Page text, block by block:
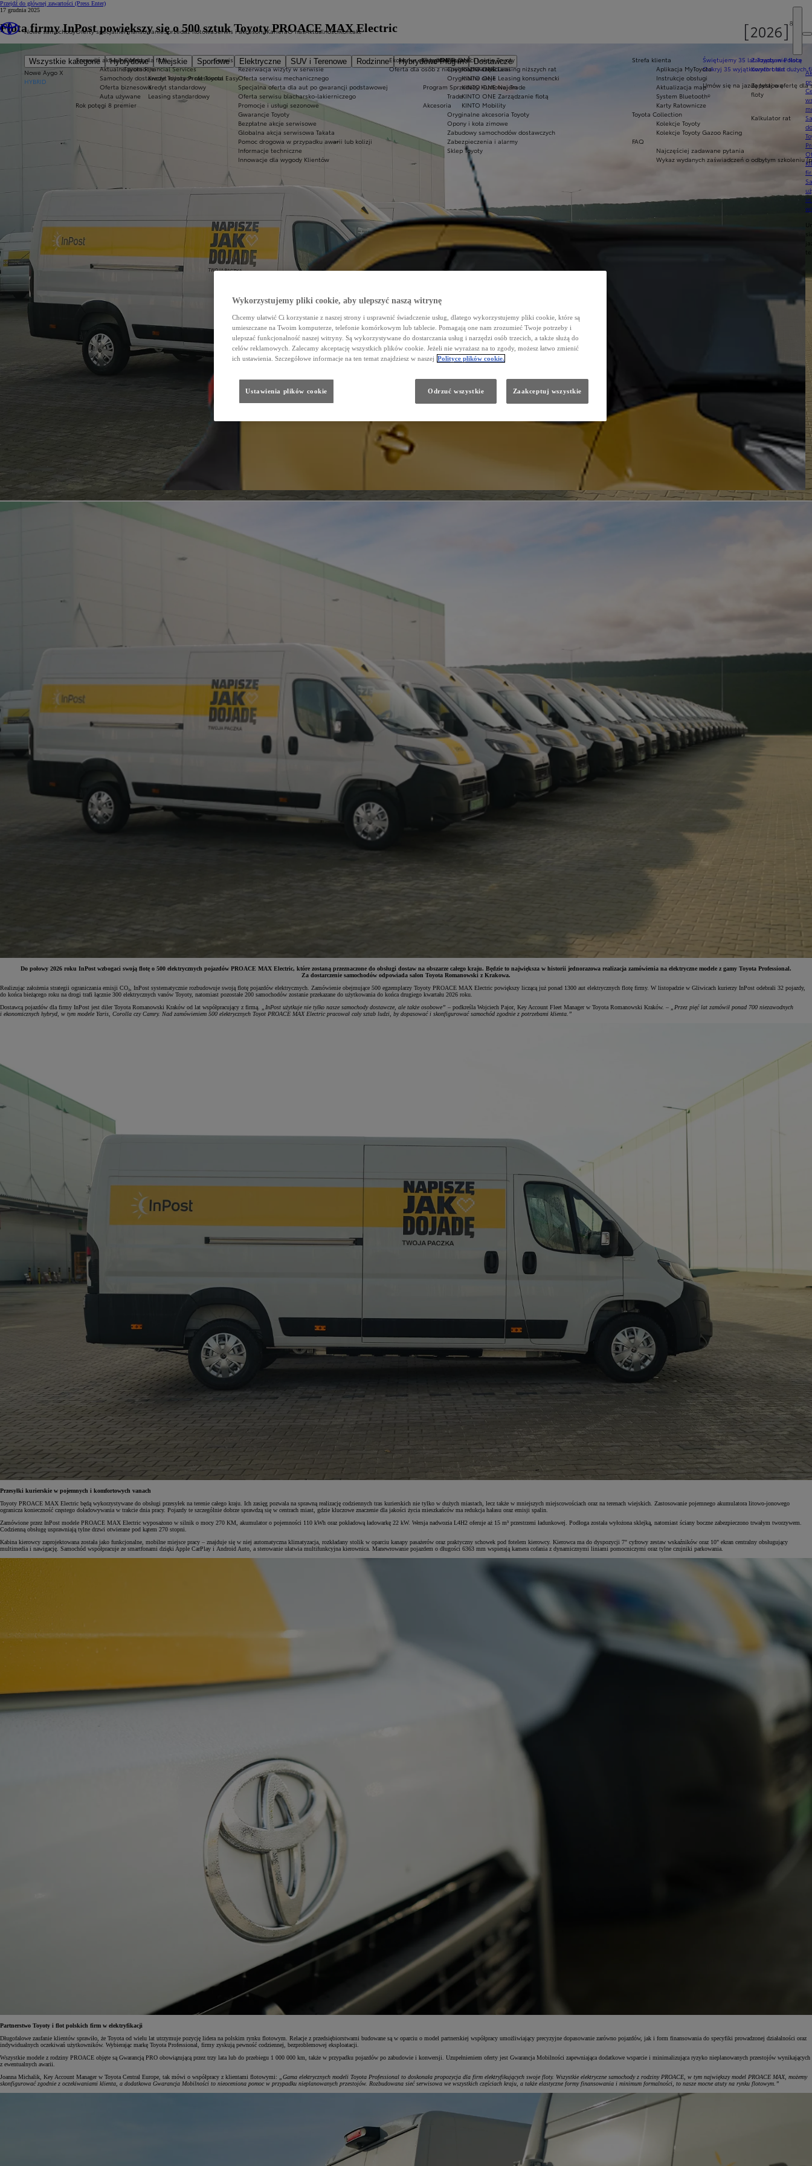
Przejdź do głównej zawartości (Press Enter)
Nowe samochody
Wszystkie kategorie Hybrydowe Miejskie Sportowe Elektryczne SUV i Terenowe Rodzinne Hybrydowe Plug-in
Dostawcze
Nowe Aygo X
HYBRID
Yaris Cross
Oferty specjalne
Sprawdź aktualne oferty
Aktualne promocje
Samochody dostawcze Toyota Professional
Oferta biznesowa
Auta używane
Rok potęgi 8 premier
Ekobonus dla hybryd Toyoty
Oferta dla osób z niepełnosprawnościami
Świętujemy 35 lat Toyoty w Polsce
Odkryj 35 wyjątkowych ofert
Umów się na jazdę testową
Finansowanie
Oferta dla firm
Toyota Financial Services
Kredyt niższych rat Toyota Easy
Kredyt standardowy
Leasing standardowy
KINTO ONE
KINTO ONE Leasing niższych rat
KINTO ONE Leasing konsumencki
KINTO ONE Najem
KINTO ONE Zarządzanie flotą
KINTO Mobility
Zarządzanie flotą
Komfort dla dużych
Zapytaj o ofertę dla
floty
Kalkulator rat
Sprzedaż flotowaSerwis i akcesoria
Serwis
Rezerwacja wizyty w serwisie
Oferta serwisu mechanicznego
Specjalna oferta dla aut po gwarancji podstawowej
Oferta serwisu blacharsko-lakierniczego
Promocje i usługi sezonowe
Gwarancje Toyoty
Bezpłatne akcje serwisowe
Globalna akcja serwisowa Takata
Pomoc drogowa w przypadku awarii lub kolizji
Informacje techniczne
Innowacje dla wygody Klientów
Oryginalne części i oleje Toyoty
Oryginalne części
Oryginalne oleje
Program Sprzedaży Hurtowej Trade
Trade
Akcesoria
Oryginalne akcesoria Toyoty
Opony i koła zimowe
Zabudowy samochodów dostawczych
Zabezpieczenia i alarmy
Sklep Toyoty
Strefa klienta
Aplikacja MyToyota
Instrukcje obsługi
Aktualizacja map
System Bluetooth®
Karty Ratownicze
Toyota Collection
Kolekcje Toyoty
Kolekcje Toyoty Gazoo Racing
FAQ
Najczęściej zadawane pytania
Wykaz wydanych zaświadczeń o odbytym szkoleniu
KarieraO nasAktualnościKontakt
17 grudnia 2025
Flota firmy InPost powiększy się o 500 sztuk Toyoty PROACE MAX Electric
Do połowy 2026 roku InPost wzbogaci swoją flotę o 500 elektrycznych pojazdów PROACE MAX Electric, które zostaną przeznaczone do obsługi dostaw na obszarze całego kraju. Będzie to największa w historii jednorazowa realizacja zamówienia na elektryczne modele z gamy Toyota Professional.
Za dostarczenie samochodów odpowiada salon Toyota Romanowski z Krakowa.
Realizując założenia strategii ograniczania emisji CO₂, InPost systematycznie rozbudowuje swoją flotę pojazdów elektrycznych. Zamówienie obejmujące 500 egzemplarzy Toyoty PROACE MAX Electric powiększy liczącą już ponad 1300 aut elektrycznych flotę firmy. W listopadzie w Gliwicach kurierzy InPost odebrali 32 pojazdy,
do końca bieżącego roku na drogi trafi łącznie 300 elektrycznych vanów Toyoty, natomiast pozostałe 200 samochodów zostanie przekazane do użytkowania do końca drugiego kwartału 2026 roku.
Dostawcą pojazdów dla firmy InPost jest diler Toyota Romanowski Kraków od lat współpracujący z firmą. „InPost użytkuje nie tylko nasze samochody dostawcze, ale także osobowe” – podkreśla Wojciech Pajor, Key Account Fleet Manager w Toyota Romanowski Kraków. – „Przez pięć lat zamówił ponad 700 niezawodnych
i ekonomicznych hybryd, w tym modele Yaris, Corolla czy Camry. Nad zamówieniem 500 elektrycznych Toyot PROACE MAX Electric pracował cały sztab ludzi, by dopasować i skonfigurować samochód zgodnie z potrzebami klienta.”
Przesyłki kurierskie w pojemnych i komfortowych vanach
Toyoty PROACE MAX Electric będą wykorzystywane do obsługi przesyłek na terenie całego kraju. Ich zasięg pozwala na sprawną realizację codziennych tras kurierskich nie tylko w dużych miastach, lecz także w mniejszych miejscowościach oraz na terenach wiejskich. Zastosowanie pojemnego akumulatora litowo-jonowego
ogranicza konieczność częstego doładowywania w trakcie dnia pracy. Pojazdy te szczególnie dobrze sprawdzą się w centrach miast, gdzie kluczowe znaczenie dla jakości życia mieszkańców ma redukcja hałasu oraz emisji spalin.
Zamówione przez InPost modele PROACE MAX Electric wyposażono w silnik o mocy 270 KM, akumulator o pojemności 110 kWh oraz pokładową ładowarkę 22 kW. Wersja nadwozia L4H2 oferuje aż 15 m³ przestrzeni ładunkowej. Podłoga została wyłożona sklejką, natomiast ściany boczne zabezpieczono trwałym tworzywem.
Codzienną obsługę usprawniają tylne drzwi otwierane pod kątem 270 stopni.
Kabina kierowcy zaprojektowana została jako funkcjonalne, mobilne miejsce pracy – znajduje się w niej automatyczna klimatyzacja, rozkładany stolik w oparciu kanapy pasażerów oraz praktyczny schowek pod fotelem kierowcy. Kierowca ma do dyspozycji 7" cyfrowy zestaw wskaźników oraz 10" ekran centralny obsługujący
multimedia i nawigację. Samochód współpracuje ze smartfonami dzięki Apple CarPlay i Android Auto, a sterowanie ułatwia multifunkcyjna kierownica. Manewrowanie pojazdem o długości 6363 mm wspierają kamera cofania z dynamicznymi liniami pomocniczymi oraz tylne czujniki parkowania.
Partnerstwo Toyoty i flot polskich firm w elektryfikacji
Długofalowe zaufanie klientów sprawiło, że Toyota od wielu lat utrzymuje pozycję lidera na polskim rynku flotowym. Relacje z przedsiębiorstwami budowane są w oparciu o model partnerskiej współpracy umożliwiający precyzyjne dopasowanie zarówno pojazdów, jak i form finansowania do specyfiki prowadzonej działalności oraz
indywidualnych oczekiwań użytkowników. Wybierając markę Toyota Professional, firmy zyskują pewność codziennej, bezproblemowej eksploatacji.
Wszystkie modele z rodziny PROACE objęte są Gwarancją PRO obowiązującą przez trzy lata lub do przebiegu 1 000 000 km, także w przypadku pojazdów po zabudowie i konwersji. Uzupełnieniem oferty jest Gwarancja Mobilności zapewniająca dodatkowe wsparcie i minimalizująca ryzyko nieplanowanych przestojów wynikających
z ewentualnych awarii.
Joanna Michalik, Key Account Manager w Toyota Central Europe, tak mówi o współpracy z klientami flotowymi: „Gama elektrycznych modeli Toyota Professional to doskonała propozycja dla firm elektryfikujących swoje floty. Wszystkie elektryczne samochody z rodziny PROACE, w tym największy model PROACE MAX, możemy
skonfigurować zgodnie z oczekiwaniami klienta, a dodatkowa Gwarancja Mobilności to nieoceniona pomoc w przypadku nieplanowanych przestojów. Rozbudowana sieć serwisowa we wszystkich częściach kraju, a także elastyczne formy finansowania i minimum formalności, to nasze mocne atuty na rynku flotowym.”
Wykorzystujemy pliki cookie, aby ulepszyć naszą witrynę
Chcemy ułatwić Ci korzystanie z naszej strony i usprawnić świadczenie usług, dlatego wykorzystujemy pliki cookie, które są
umieszczane na Twoim komputerze, telefonie komórkowym lub tablecie. Pomagają one nam zrozumieć Twoje potrzeby i
ulepszać funkcjonalność naszej witryny. Są wykorzystywane do dostarczania usług i narzędzi osób trzecich, a także służą do
celów reklamowych. Zalecamy akceptację wszystkich plików cookie. Jeżeli nie wyrażasz na to zgody, możesz łatwo zmienić
ich ustawienia. Szczegółowe informacje na ten temat znajdziesz w naszej Polityce plików cookie.
Ustawienia plików cookie Odrzuć wszystkie Zaakceptuj wszystkie